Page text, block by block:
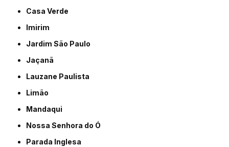
Casa Verde
Imirim
Jardim São Paulo
Jaçanã
Lauzane Paulista
Limão
Mandaqui
Nossa Senhora do Ó
Parada Inglesa